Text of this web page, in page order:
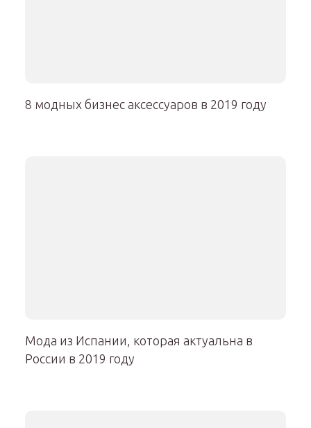
8 модных бизнес аксессуаров в 2019 году
Мода из Испании, которая актуальна в
России в 2019 году